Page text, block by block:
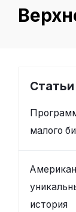
Статьи
малого
история